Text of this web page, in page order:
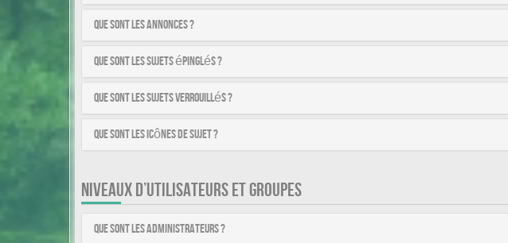
Que sont les annonces ?
Que sont les sujets épinglés ?
Que sont les sujets verrouillés ?
Que sont les icônes de sujet ?
NIVEAUX D’UTILISATEURS ET GROUPES
Que sont les administrateurs ?